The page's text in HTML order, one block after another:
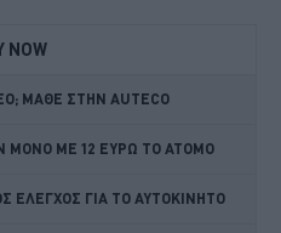
NOW
ΜΑΘΕ ΣΤΗΝ ΑUTECO
ΜΟΝΟ ΜΕ 12 ΕΥΡΩ ΤΟ ΑΤΟΜΟ
ΕΛΕΓΧΟΣ ΓΙΑ ΤΟ ΑΥΤΟΚΙΝΗΤΟ